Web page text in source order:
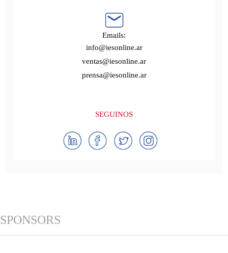
Emails:
info@iesonline.ar
ventas@iesonline.ar
prensa@iesonline.ar
SEGUINOS
SPONSORS